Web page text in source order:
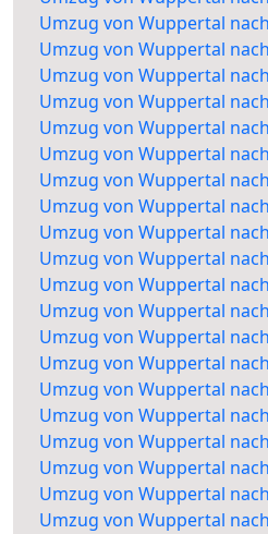
Umzug von Wuppertal
Umzug von Wuppertal
Umzug von Wuppertal
Umzug von Wuppertal
Umzug von Wuppertal
Umzug von Wuppertal
Umzug von Wuppertal
Umzug von Wuppertal
Umzug von Wuppertal
Umzug von Wuppertal
Umzug von Wuppertal
Umzug von Wuppertal
Umzug von Wuppertal
Umzug von Wuppertal
Umzug von Wuppertal
Umzug von Wuppertal
Umzug von Wuppertal
Umzug von Wuppertal
Umzug von Wuppertal
Umzug von Wuppertal